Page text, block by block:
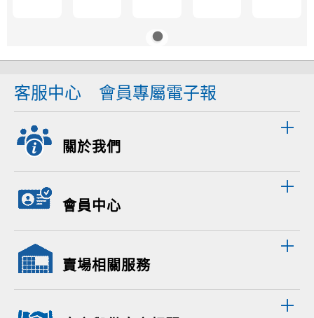
客服中心 會員專屬電子報
關於我們
會員中心
賣場相關服務